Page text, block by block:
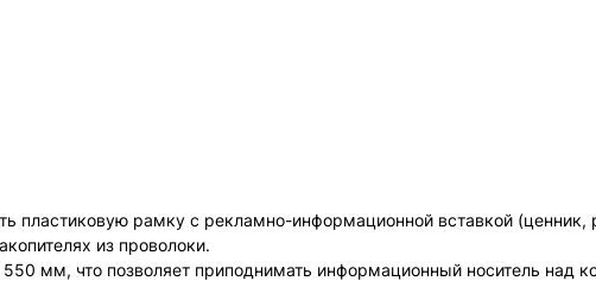
пластиковую рамку с рекламно-информационной вставкой (ценник,
из проволоки.
мм, что позволяет приподнимать информационный носитель над